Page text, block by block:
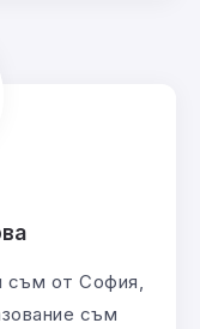
съм от София,
съм